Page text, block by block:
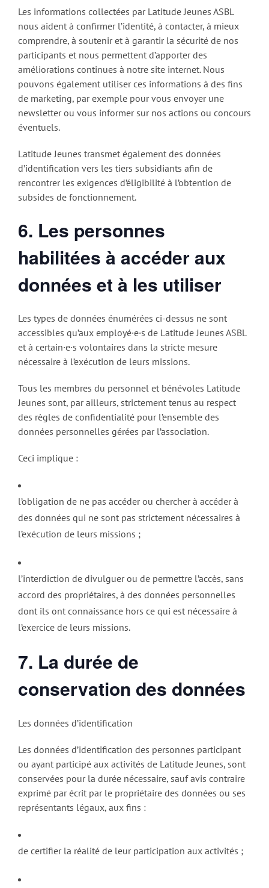
Les informations collectées par Latitude Jeunes ASBL
nous aident à confirmer l’identité, à contacter, à mieux
comprendre, à soutenir et à garantir la sécurité de nos
participants et nous permettent d’apporter des
améliorations continues à notre site internet. Nous
pouvons également utiliser ces informations à des fins
de marketing, par exemple pour vous envoyer une
newsletter ou vous informer sur nos actions ou concours
éventuels.
Latitude Jeunes transmet également des données
d’identification vers les tiers subsidiants afin de
rencontrer les exigences d’éligibilité à l’obtention de
subsides de fonctionnement.
6. Les personnes
habilitées à accéder aux
données et à les utiliser
Les types de données énumérées ci-dessus ne sont
accessibles qu’aux employé·e·s de Latitude Jeunes ASBL
et à certain·e·s volontaires dans la stricte mesure
nécessaire à l’exécution de leurs missions.
Tous les membres du personnel et bénévoles Latitude
Jeunes sont, par ailleurs, strictement tenus au respect
des règles de confidentialité pour l’ensemble des
données personnelles gérées par l’association.
Ceci implique :
l’obligation de ne pas accéder ou chercher à accéder à
des données qui ne sont pas strictement nécessaires à
l’exécution de leurs missions ;
l’interdiction de divulguer ou de permettre l’accès, sans
accord des propriétaires, à des données personnelles
dont ils ont connaissance hors ce qui est nécessaire à
l’exercice de leurs missions.
7. La durée de
conservation des données
Les données d’identification
Les données d’identification des personnes participant
ou ayant participé aux activités de Latitude Jeunes, sont
conservées pour la durée nécessaire, sauf avis contraire
exprimé par écrit par le propriétaire des données ou ses
représentants légaux, aux fins :
de certifier la réalité de leur participation aux activités ;